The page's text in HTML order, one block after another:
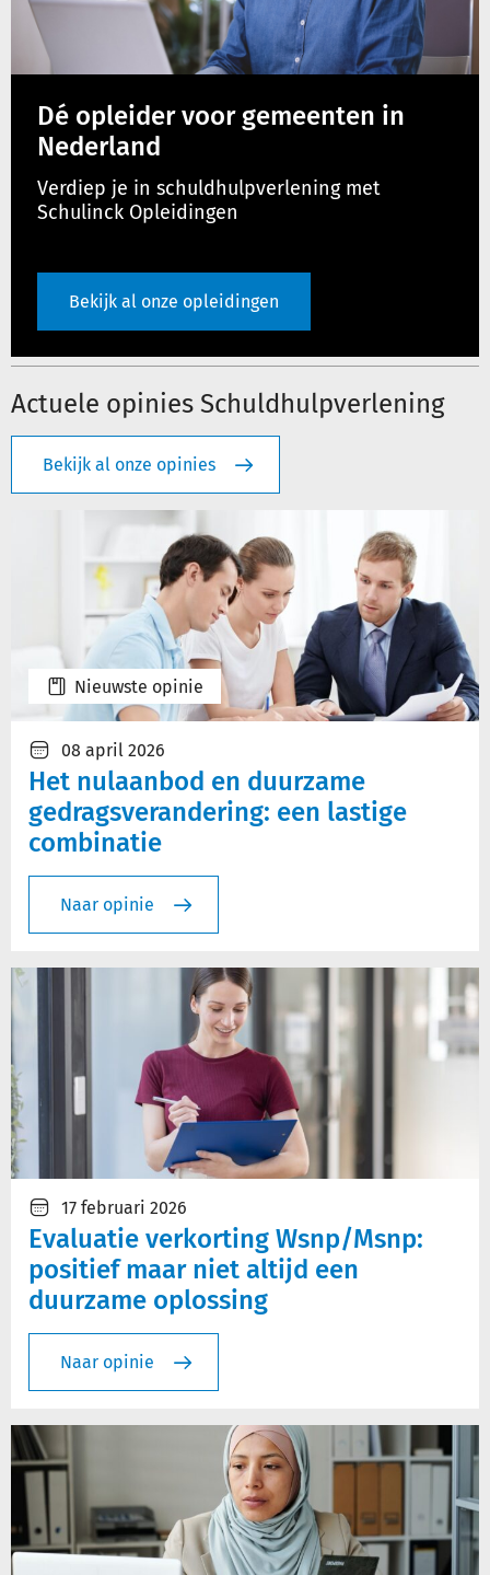
Dé opleider voor gemeenten in
Nederland
Verdiep je in schuldhulpverlening met
Schulinck Opleidingen
Bekijk al onze opleidingen
Actuele opinies Schuldhulpverlening
Bekijk al onze opinies
Nieuwste opinie
08 april 2026
Het nulaanbod en duurzame
gedragsverandering: een lastige
combinatie
Naar opinie
17 februari 2026
Evaluatie verkorting Wsnp/Msnp:
positief maar niet altijd een
duurzame oplossing
Naar opinie